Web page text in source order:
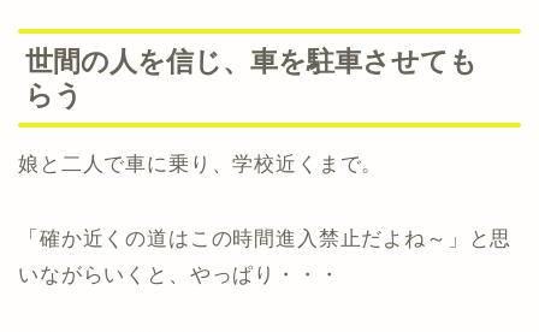
世間の人を信じ、車を駐車させても
らう
娘と二人で車に乗り、学校近くまで。
「確か近くの道はこの時間進入禁止だよね～」と思
いながらいくと、やっぱり・・・